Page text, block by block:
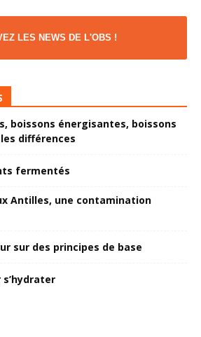
LES NEWS DE L'OBS !
boissons énergisantes, boissons
différences
fermentés
Antilles, une contamination
sur des principes de base